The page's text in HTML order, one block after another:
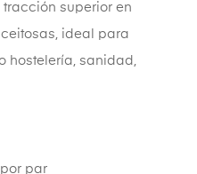
superior en
ideal para
hostelería, sanidad,
par